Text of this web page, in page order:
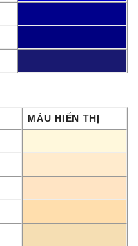
MÀU HIỂN THỊ